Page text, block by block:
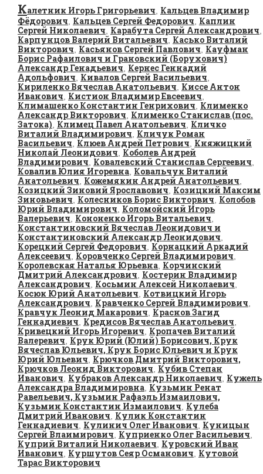
Калетник Игорь Григорьевич, Кальцев Владимир
Фёдорович, Кальцев Сергей Федорович, Каплин
Сергей Николаевич, Карабута Сергей Александрович,
Карпунцов Валерий Витальевич, Касько Виталий
Викторович, Касьянов Сергей Павлович, Кауфман
Борис Рафаилович и Грановский (Борухович)
Александр Генадьевич, Кернес Геннадий
Адольфович, Кивалов Сергей Васильевич,
Кириленко Вячеслав Анатольевич, Киссе Антон
Иванович, Кистион Владимир Евсеевич,
Климашенко Константин Генрихович, Клименко
Александр Викторович, Клименко Станислав (пос.
Затока), Климец Павел Анатольевич, Кличко
Виталий Владимирович, Кличук Роман
Васильевич, Клюев Андрей Петрович, Княжицкий
Николай Леонидович, Коболев Андрей
Владимирович, Ковалевский Станислав Сергеевич,
Ковалив Юлия Игоревна, Ковальчук Виталий
Анатольевич, Кожемякин Андрей Анатольевич,
Козицкий Зиновий Ярославович, Козицкий Максим
Зиновьевич, Колесников Борис Викторвич, Колобов
Юрий Владимирович, Коломойский Игорь
Валерьевич, Кононенко Игорь Витальевич,
Константиновский Вячеслав Леонидович и
Константиновский Александр Леонидович,
Корецкий Сергей Федорович, Корнацкий Аркадий
Алексеевич, Коровченко Сергей Владимирович,
Королевская Наталья Юрьевна, Корчинский
Дмитрий Александрович, Костерин Владимир
Александрович, Косьмин Алексей Николаевич,
Косюк Юрий Анатольевич, Котвицкий Игорь
Александрович, Кравченко Сергей Владимирович,
Кравчук Леонид Макарович, Краснов Загид
Геннадиевич, Кредисов Вячеслав Анатольевич,
Кривецкий Игорь Игоревич, Кропачев Виталий
Валеревич, Крук Юрий (Юлий) Борисович, Крук
Вячеслав Юльевич, Крук Борис Юльевич и Крук
Юрий Юльевич, Крючков Дмитрий Викторович,
Крючков Леонид Викторович, Кубив Степан
Иванович, Кубраков Александр Николаевич, Кужель
Александра Владимировна, Кузьмин Ренат
Равельевич, Кузьмин Рафаэль Измаилович,
Кузьмин Константин Измаилович, Кулеба
Дмитрий Иванович, Кулик Константин
Геннадиевич, Кулинич Олег Иванович, Куницын
Сергей Влаимирович, Куприенко Олег Васильевич,
Куприй Виталий Николаевич, Куровский Иван
Иванович, Куршутов Сеяр Османович, Кутовой
Тарас Викторович